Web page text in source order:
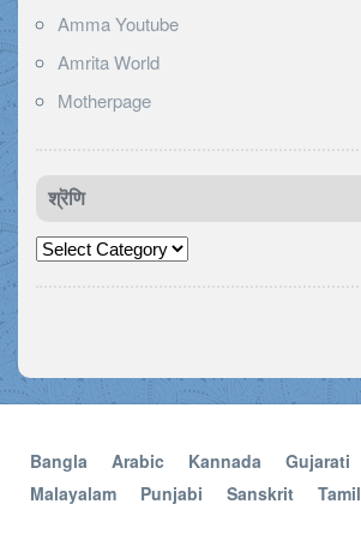
Amma Youtube
Amrita World
Motherpage
श्रॆणि
श्रॆणि
Bangla Arabic Kannada Gujarati
Malayalam
Punjabi Sanskrit Tamil